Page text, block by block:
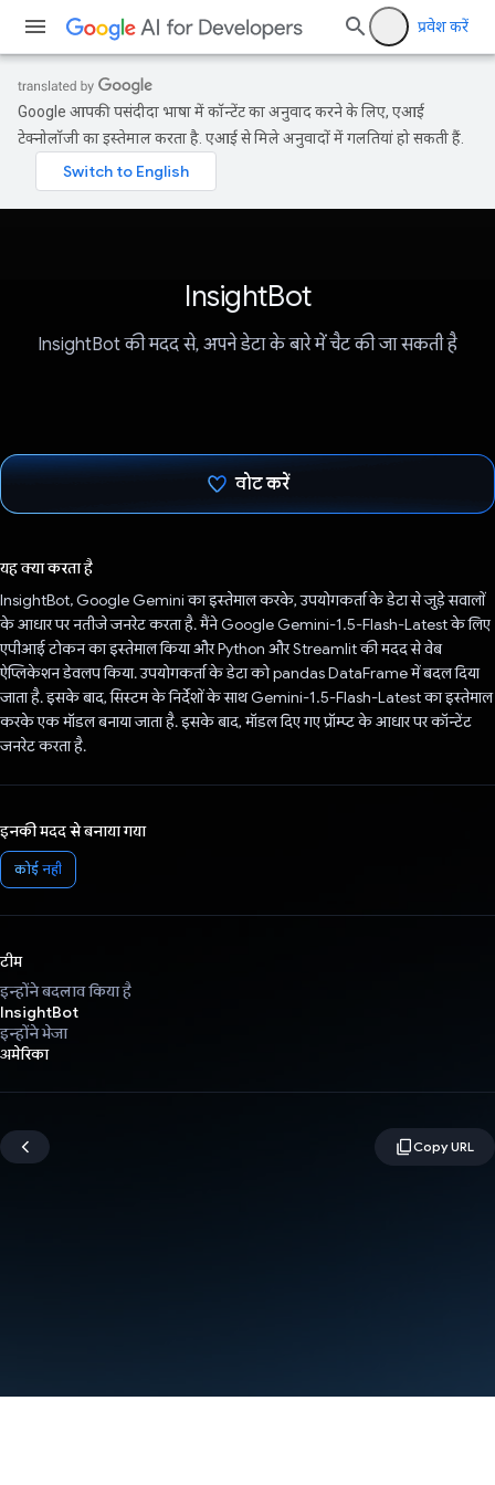
प्रवेश करें
Google आपकी पसंदीदा भाषा में कॉन्टेंट का अनुवाद करने के लिए, एआई
टेक्नोलॉजी का इस्तेमाल करता है. एआई से मिले अनुवादों में गलतियां हो सकती हैं.
InsightBot
InsightBot की मदद से, अपने डेटा के बारे में चैट की जा सकती है
वोट करें
यह क्या करता है
InsightBot, Google Gemini का इस्तेमाल करके, उपयोगकर्ता के डेटा से जुड़े सवालों
के आधार पर नतीजे जनरेट करता है. मैंने Google Gemini-1.5-Flash-Latest के लिए
एपीआई टोकन का इस्तेमाल किया और Python और Streamlit की मदद से वेब
ऐप्लिकेशन डेवलप किया. उपयोगकर्ता के डेटा को pandas DataFrame में बदल दिया
जाता है. इसके बाद, सिस्टम के निर्देशों के साथ Gemini-1.5-Flash-Latest का इस्तेमाल
करके एक मॉडल बनाया जाता है. इसके बाद, मॉडल दिए गए प्रॉम्प्ट के आधार पर कॉन्टेंट
जनरेट करता है.
इनकी मदद से बनाया गया
कोई नहीं
टीम
इन्होंने बदलाव किया है
InsightBot
इन्होंने भेजा
अमेरिका